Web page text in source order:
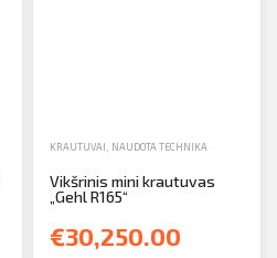
KRAUTUVAI NAUDOTA TECHNIKA
Vikšrinis mini krautuvas
„Gehl R165“
€30,250.00